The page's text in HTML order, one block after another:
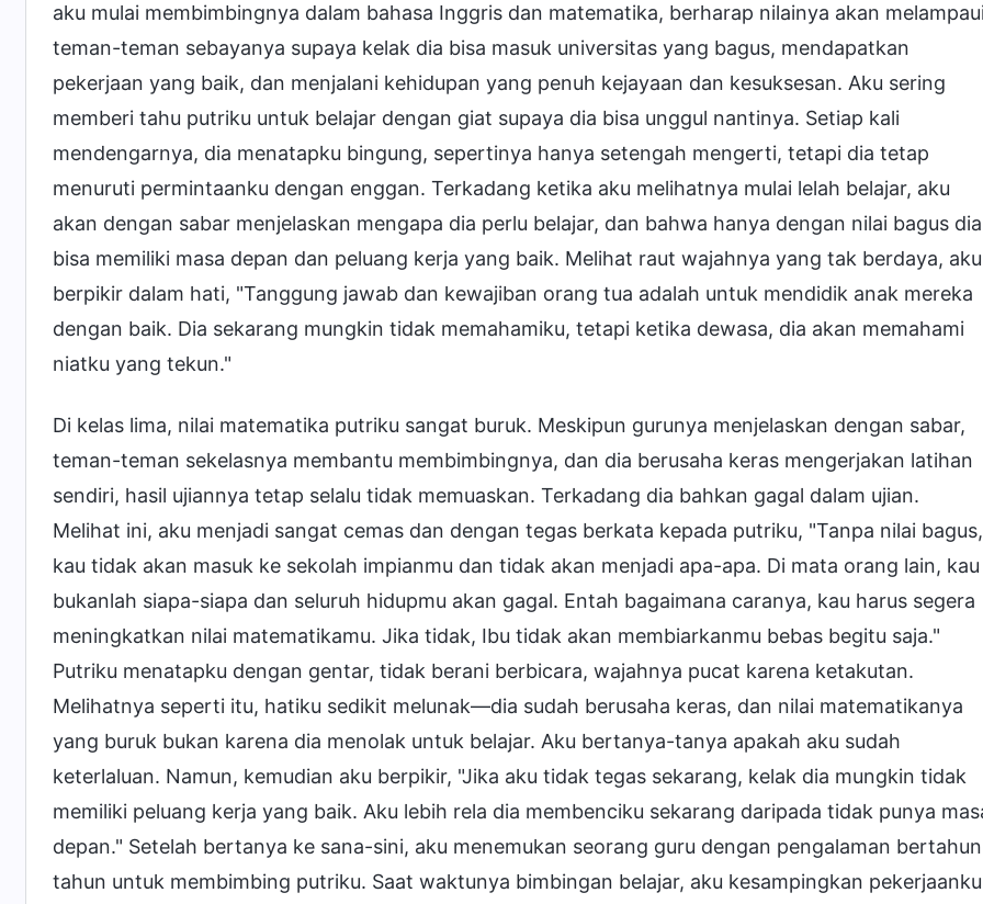
aku mulai membimbingnya dalam bahasa Inggris dan matematika, berharap nilainya akan
teman-teman sebayanya supaya kelak dia bisa masuk universitas yang bagus, mendapatkan
pekerjaan yang baik, dan menjalani kehidupan yang penuh kejayaan dan kesuksesan. Aku sering
memberi tahu putriku untuk belajar dengan giat supaya dia bisa unggul nantinya. Setiap kali
mendengarnya, dia menatapku bingung, sepertinya hanya setengah mengerti, tetapi dia tetap
menuruti permintaanku dengan enggan. Terkadang ketika aku melihatnya mulai lelah belajar, aku
akan dengan sabar menjelaskan mengapa dia perlu belajar, dan bahwa hanya dengan nilai bagus dia
bisa memiliki masa depan dan peluang kerja yang baik. Melihat raut wajahnya yang tak berdaya, aku
berpikir dalam hati, "Tanggung jawab dan kewajiban orang tua adalah untuk mendidik anak mereka
dengan baik. Dia sekarang mungkin tidak memahamiku, tetapi ketika dewasa, dia akan memahami
niatku yang tekun."
Di kelas lima, nilai matematika putriku sangat buruk. Meskipun gurunya menjelaskan dengan sabar,
teman-teman sekelasnya membantu membimbingnya, dan dia berusaha keras mengerjakan latihan
sendiri, hasil ujiannya tetap selalu tidak memuaskan. Terkadang dia bahkan gagal dalam ujian.
Melihat ini, aku menjadi sangat cemas dan dengan tegas berkata kepada putriku, "Tanpa nilai bagus,
kau tidak akan masuk ke sekolah impianmu dan tidak akan menjadi apa-apa. Di mata orang lain, kau
bukanlah siapa-siapa dan seluruh hidupmu akan gagal. Entah bagaimana caranya, kau harus segera
meningkatkan nilai matematikamu. Jika tidak, Ibu tidak akan membiarkanmu bebas begitu saja."
Putriku menatapku dengan gentar, tidak berani berbicara, wajahnya pucat karena ketakutan.
Melihatnya seperti itu, hatiku sedikit melunak—dia sudah berusaha keras, dan nilai matematikanya
yang buruk bukan karena dia menolak untuk belajar. Aku bertanya-tanya apakah aku sudah
keterlaluan. Namun, kemudian aku berpikir, "Jika aku tidak tegas sekarang, kelak dia mungkin tidak
memiliki peluang kerja yang baik. Aku lebih rela dia membenciku sekarang daripada tidak punya
depan." Setelah bertanya ke sana-sini, aku menemukan seorang guru dengan pengalaman
tahun untuk membimbing putriku. Saat waktunya bimbingan belajar, aku kesampingkan pekerjaanku